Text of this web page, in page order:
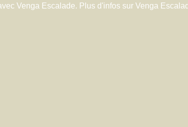
Venga Escalade. Plus d'infos sur Venga